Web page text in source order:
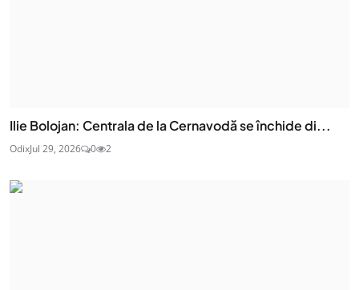
Ilie Bolojan: Centrala de la Cernavodă se închide di...
OdixJul 29, 2026 0 2